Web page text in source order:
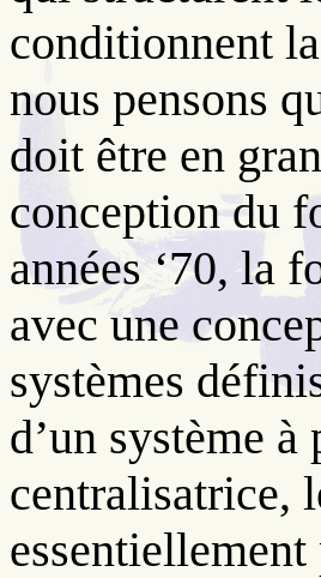
conditionnent
nous pensons
doit être en
conception du
années ‘70, la
avec une
systèmes
d’un système
centralisatrice,